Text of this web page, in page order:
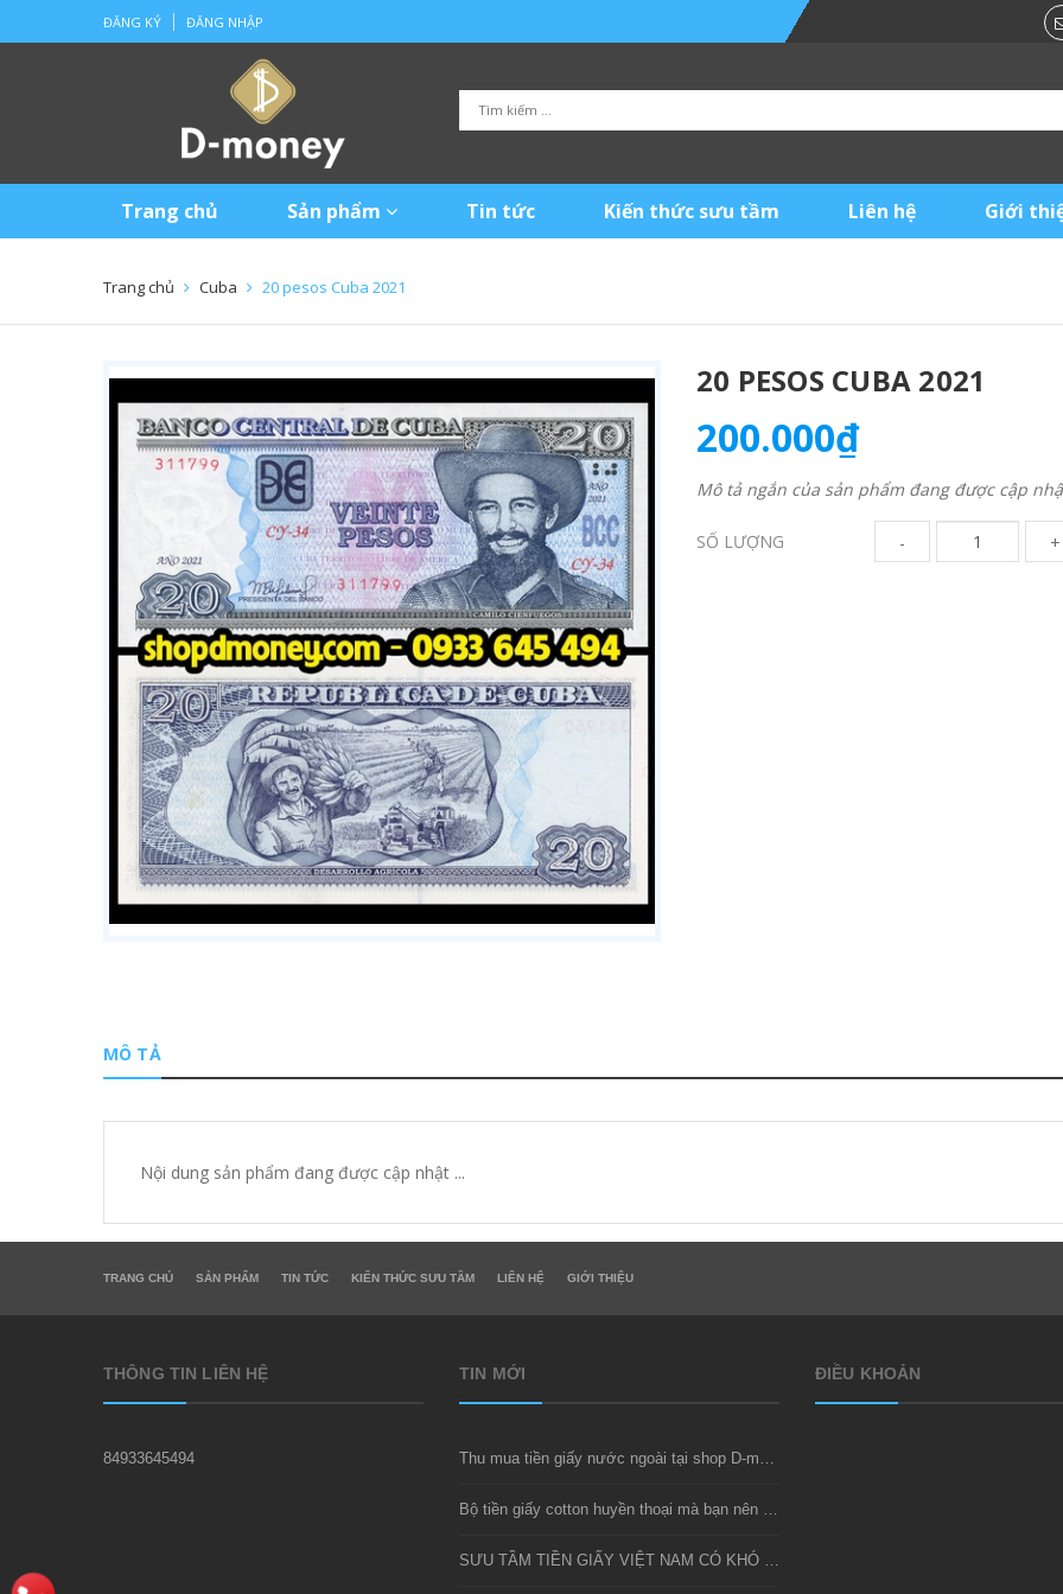
ĐĂNG KÝ ĐĂNG NHẬP
Trang chủ Sản phẩm Tin tức Kiến thức sưu tầm Liên hệ Giới
Trang chủ Cuba 20 pesos Cuba 2021
20 PESOS CUBA 2021
200.000₫
Mô tả ngắn của sản phẩm đang được cập
SỐ LƯỢNG - +
MÔ TẢ
Nội dung sản phẩm đang được cập nhật ...
TRANG CHỦ SẢN PHẨM TIN TỨC KIẾN THỨC SƯU TẦM LIÊN HỆ GIỚI THIỆU
THÔNG TIN LIÊN HỆ
84933645494
TIN MỚI ĐIỀU KHOẢN